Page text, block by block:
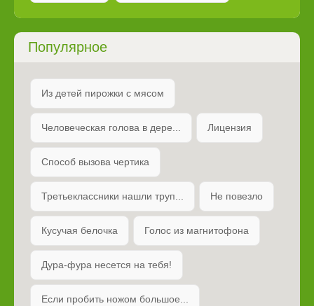
Популярное
Из детей пирожки с мясом
Человеческая голова в дере... Лицензия
Способ вызова чертика
Третьеклассники нашли труп... Не повезло
Кусучая белочка Голос из магнитофона
Дура-фура несется на тебя!
Если пробить ножом большое...